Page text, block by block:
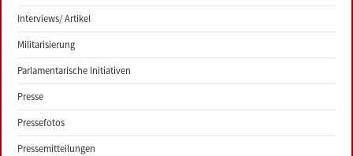
Interviews/ Artikel
Militarisierung
Parlamentarische Initiativen
Presse
Pressefotos
Pressemitteilungen